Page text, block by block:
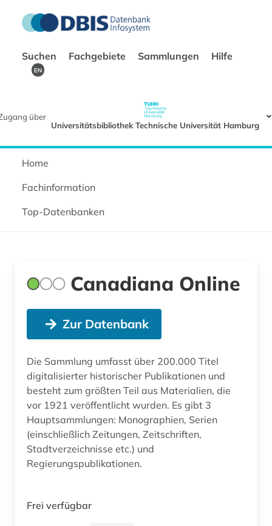
Suchen Fachgebiete Sammlungen Hilfe
EN
über
Universitätsbibliothek Technische Universität Hamburg
Home
Fachinformation
Top-Datenbanken
Canadiana Online
Zur Datenbank
Die Sammlung umfasst über 200.000 Titel
digitalisierter historischer Publikationen und
besteht zum größten Teil aus Materialien, die
vor 1921 veröffentlicht wurden. Es gibt 3
Hauptsammlungen: Monographien, Serien
(einschließlich Zeitungen, Zeitschriften,
Stadtverzeichnisse etc.) und
Regierungspublikationen.
Frei verfügbar